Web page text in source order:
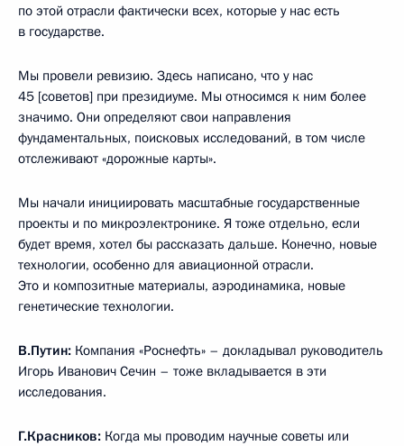
по этой отрасли фактически всех, которые у нас есть
в государстве.
Мы провели ревизию. Здесь написано, что у нас
45 [советов] при президиуме. Мы относимся к ним более
значимо. Они определяют свои направления
фундаментальных, поисковых исследований, в том числе
отслеживают «дорожные карты».
Мы начали инициировать масштабные государственные
проекты и по микроэлектронике. Я тоже отдельно, если
будет время, хотел бы рассказать дальше. Конечно, новые
технологии, особенно для авиационной отрасли.
Это и композитные материалы, аэродинамика, новые
генетические технологии.
В.Путин: Компания «Роснефть» – докладывал руководитель
Игорь Иванович Сечин – тоже вкладывается в эти
исследования.
Г.Красников: Когда мы проводим научные советы или